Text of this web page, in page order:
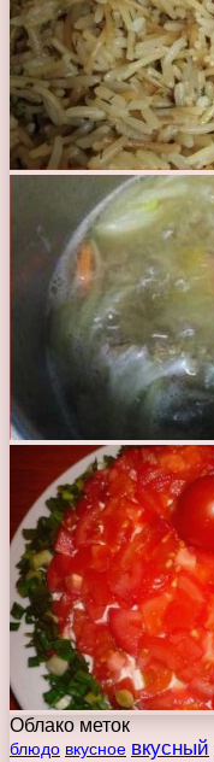
Облако меток
блюдо вкусное вкусный